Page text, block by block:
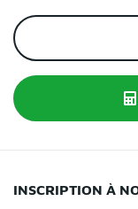
INSCRIPTION À